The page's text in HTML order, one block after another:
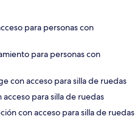
para personas con
para personas con
con acceso para silla de ruedas
para silla de ruedas
con acceso para silla de ruedas